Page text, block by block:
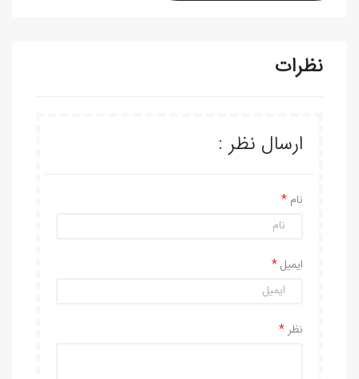
نظرات
ارسال نظر :
نام
ایمیل
نظر